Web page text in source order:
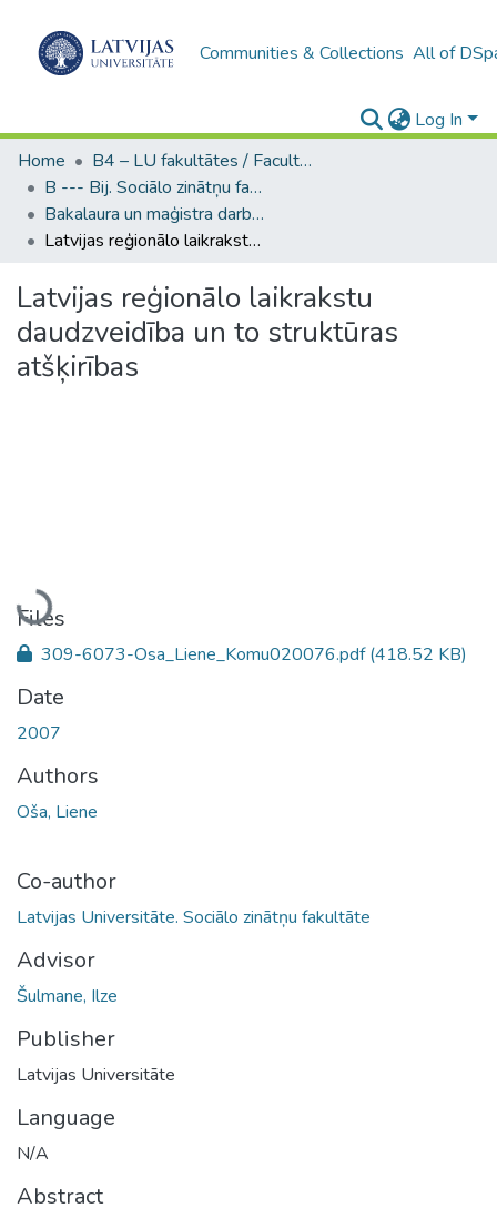
Communities & Collections All of
Log In
Home
B4 – LU fakultātes / Faculties of the UL
B --- Bij. Sociālo zinātņu fakultātes noslēguma darbi / Faculty of Social Sciences - Graduate works
Bakalaura un maģistra darbi (SZF) / Bachelor's and Master's theses
Latvijas reģionālo laikrakstu daudzveidība un to struktūras atšķirības
Latvijas reģionālo laikrakstu
daudzveidība un to struktūras
atšķirības
Loading...
Files
309-6073-Osa_Liene_Komu020076.pdf(418.52 KB)
Date
2007
Authors
Oša, Liene
Co-author
Latvijas Universitāte. Sociālo zinātņu fakultāte
Advisor
Šulmane, Ilze
Publisher
Latvijas Universitāte
Language
N/A
Abstract